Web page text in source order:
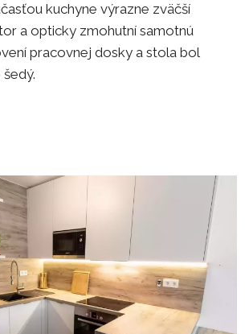
kuchyne výrazne zväčší
a opticky zmohutní samotnú
pracovnej dosky a stola bol